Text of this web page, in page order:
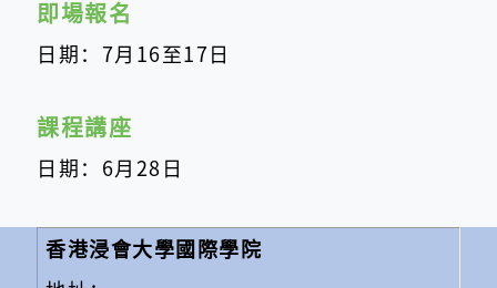
即場報名
日期：7月16至17日
課程講座
日期：6月28日
香港浸會大學國際學院